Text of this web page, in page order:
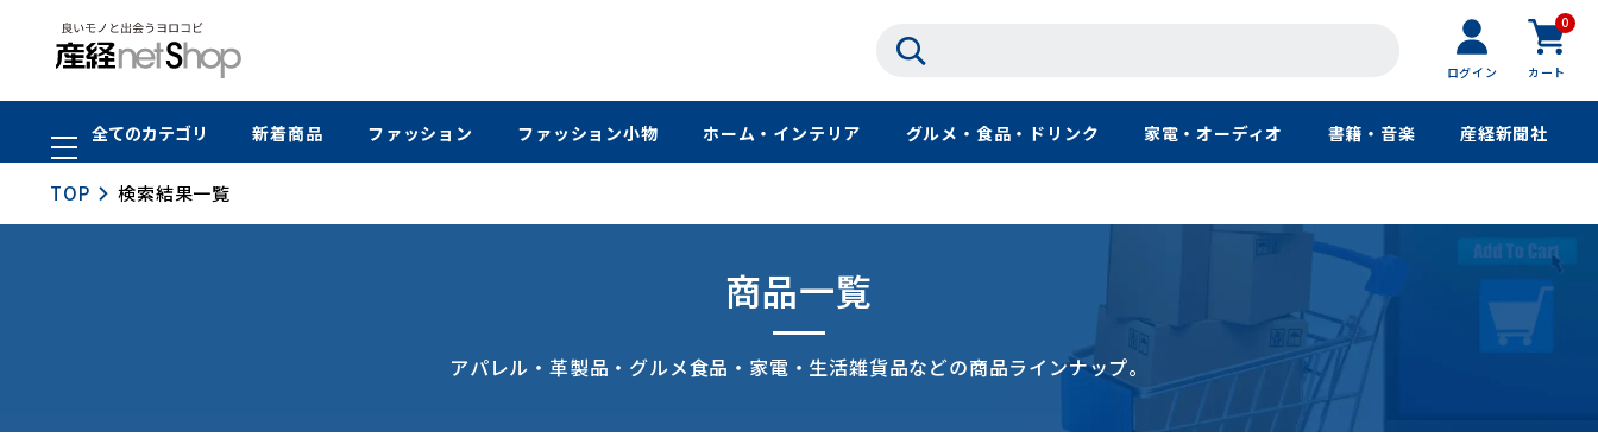
ログイン
0
カート
全てのカテゴリ 新着商品 ファッション ファッション小物 ホーム・インテリア グルメ・食品・ドリンク 家電・オーディオ 書籍・音楽 産経新聞社
TOP 検索結果一覧
商品一覧
アパレル・革製品・グルメ食品・家電・生活雑貨品などの商品ラインナップ。